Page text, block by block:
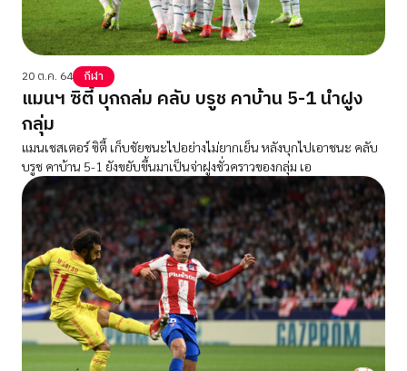
20 ต.ค. 64 กีฬา
แมนฯ ซิตี้ บุกถล่ม คลับ บรูช คาบ้าน 5-1 นำฝูง
กลุ่ม
แมนเชสเตอร์ ซิตี้ เก็บชัยชนะไปอย่างไม่ยากเย็น หลังบุกไปเอาชนะ คลับ
บรูช คาบ้าน 5-1 ยังขยับขึ้นมาเป็นจ่าฝูงชั่วคราวของกลุ่ม เอ